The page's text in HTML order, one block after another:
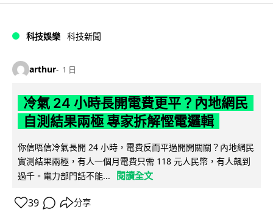
科技娛樂 科技新聞
arthur 1 日
冷氣 24 小時長開電費更平？內地網民
自測結果兩極 專家拆解慳電邏輯
你信唔信冷氣長開 24 小時，電費反而平過開開關關？內地網民
實測結果兩極，有人一個月電費只需 118 元人民幣，有人飆到
過千。電力部門話不能...
閱讀全文
39 分享